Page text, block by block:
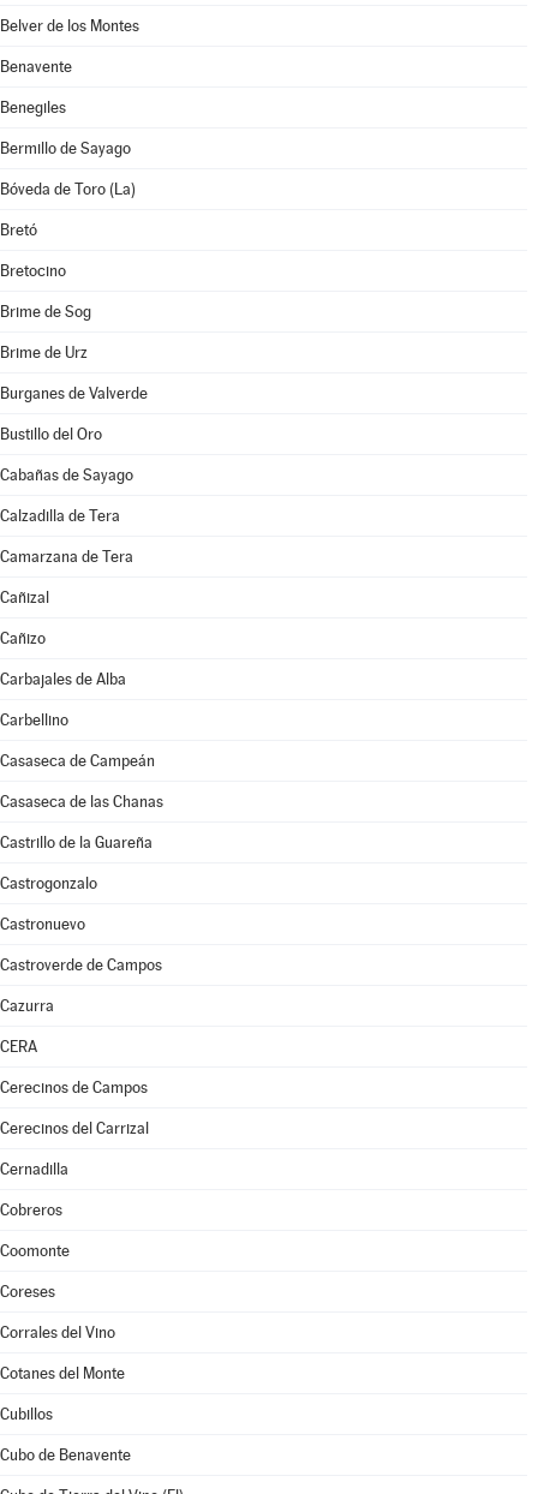
Belver de los Montes
Benavente
Benegiles
Bermillo de Sayago
Bóveda de Toro (La)
Bretó
Bretocino
Brime de Sog
Brime de Urz
Burganes de Valverde
Bustillo del Oro
Cabañas de Sayago
Calzadilla de Tera
Camarzana de Tera
Cañizal
Cañizo
Carbajales de Alba
Carbellino
Casaseca de Campeán
Casaseca de las Chanas
Castrillo de la Guareña
Castrogonzalo
Castronuevo
Castroverde de Campos
Cazurra
CERA
Cerecinos de Campos
Cerecinos del Carrizal
Cernadilla
Cobreros
Coomonte
Coreses
Corrales del Vino
Cotanes del Monte
Cubillos
Cubo de Benavente